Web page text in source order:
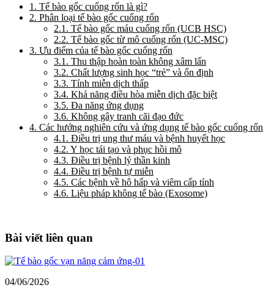
1. Tế bào gốc cuống rốn là gì?
2. Phân loại tế bào gốc cuống rốn
2.1. Tế bào gốc máu cuống rốn (UCB HSC)
2.2. Tế bào gốc từ mô cuống rốn (UC-MSC)
3. Ưu điểm của tế bào gốc cuống rốn
3.1. Thu thập hoàn toàn không xâm lấn
3.2. Chất lượng sinh học “trẻ” và ổn định
3.3. Tính miễn dịch thấp
3.4. Khả năng điều hòa miễn dịch đặc biệt
3.5. Đa năng ứng dụng
3.6. Không gây tranh cãi đạo đức
4. Các hướng nghiên cứu và ứng dụng tế bào gốc cuống rốn
4.1. Điều trị ung thư máu và bệnh huyết học
4.2. Y học tái tạo và phục hồi mô
4.3. Điều trị bệnh lý thần kinh
4.4. Điều trị bệnh tự miễn
4.5. Các bệnh về hô hấp và viêm cấp tính
4.6. Liệu pháp không tế bào (Exosome)
Bài viết liên quan
04/06/2026